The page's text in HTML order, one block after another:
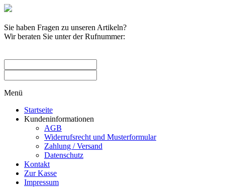
Sie haben Fragen zu unseren Artikeln?
Wir beraten Sie unter der Rufnummer:
Menü
Startseite
Kundeninformationen
AGB
Widerrufsrecht und Musterformular
Zahlung / Versand
Datenschutz
Kontakt
Zur Kasse
Impressum